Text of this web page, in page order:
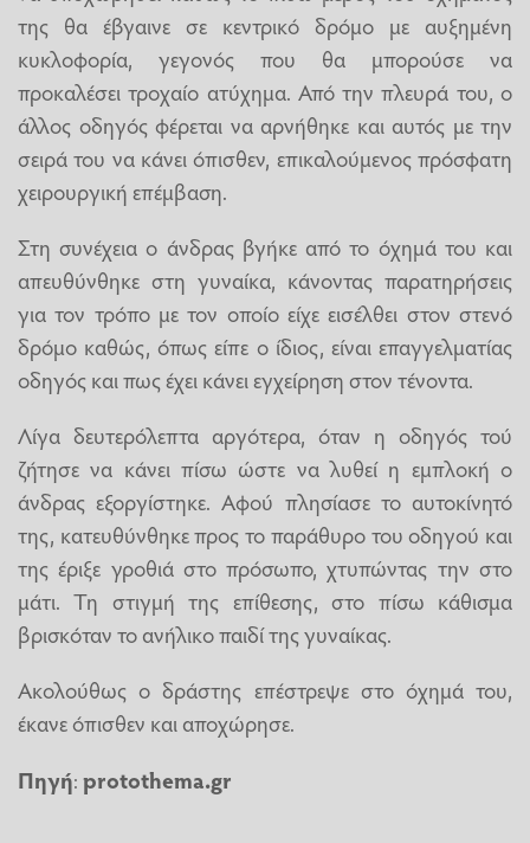
της θα έβγαινε σε κεντρικό δρόμο με αυξημένη
κυκλοφορία, γεγονός που θα μπορούσε να
προκαλέσει τροχαίο ατύχημα. Από την πλευρά του, ο
άλλος οδηγός φέρεται να αρνήθηκε και αυτός με την
σειρά του να κάνει όπισθεν, επικαλούμενος πρόσφατη
χειρουργική επέμβαση.
Στη συνέχεια ο άνδρας βγήκε από το όχημά του και
απευθύνθηκε στη γυναίκα, κάνοντας παρατηρήσεις
για τον τρόπο με τον οποίο είχε εισέλθει στον στενό
δρόμο καθώς, όπως είπε ο ίδιος, είναι επαγγελματίας
οδηγός και πως έχει κάνει εγχείρηση στον τένοντα.
Λίγα δευτερόλεπτα αργότερα, όταν η οδηγός τού
ζήτησε να κάνει πίσω ώστε να λυθεί η εμπλοκή ο
άνδρας εξοργίστηκε. Αφού πλησίασε το αυτοκίνητό
της, κατευθύνθηκε προς το παράθυρο του οδηγού και
της έριξε γροθιά στο πρόσωπο, χτυπώντας την στο
μάτι. Τη στιγμή της επίθεσης, στο πίσω κάθισμα
βρισκόταν το ανήλικο παιδί της γυναίκας.
Ακολούθως ο δράστης επέστρεψε στο όχημά του,
έκανε όπισθεν και αποχώρησε.
Πηγή:protothema.gr